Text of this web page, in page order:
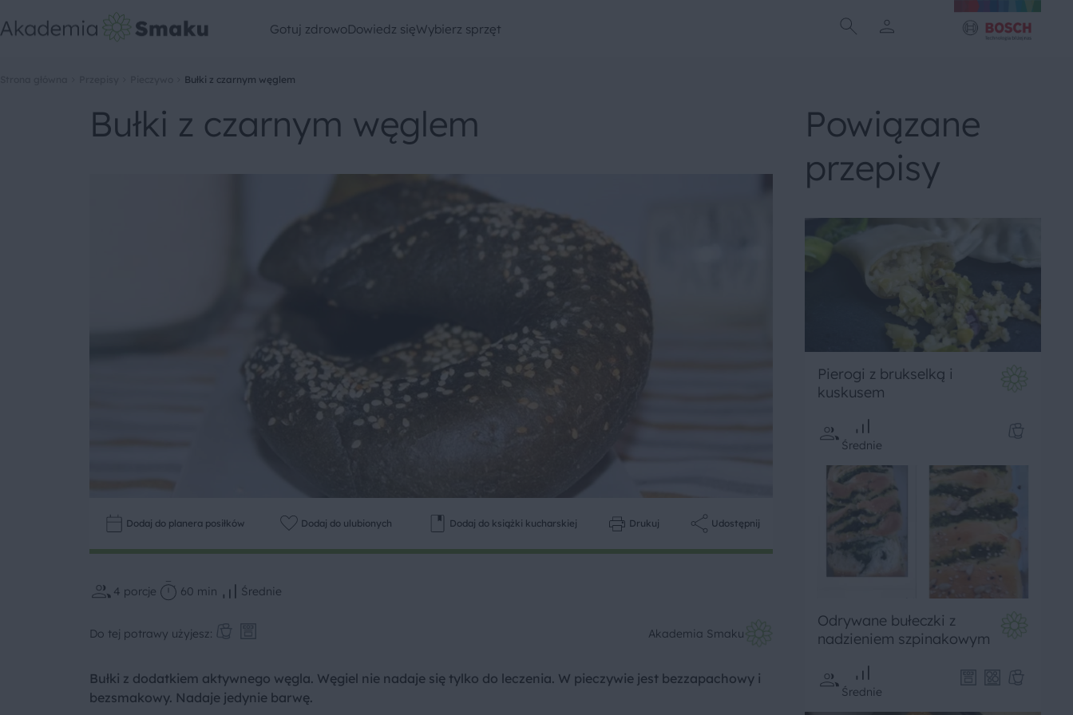
Gotuj zdrowoDowiedz sięWybierz sprzęt
Bułki z czarnym węglem
Bułki z czarnym węglem
Dodaj do planera posiłków Dodaj do ulubionych Dodaj do książki kucharskiej Drukuj Udostępnij
4 porcje 60 min Średnie
Do tej potrawy użyjesz: Akademia Smaku
Bułki z dodatkiem aktywnego węgla. Węgiel nie nadaje się tylko do leczenia. W pieczywie jest bezzapachowy i
bezsmakowy. Nadaje jedynie barwę.
Powiązane
przepisy
Pierogi z brukselką i
kuskusem
Średnie
Odrywane bułeczki z
nadzieniem szpinakowym
Średnie